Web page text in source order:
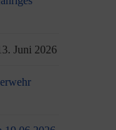
Juni 2026